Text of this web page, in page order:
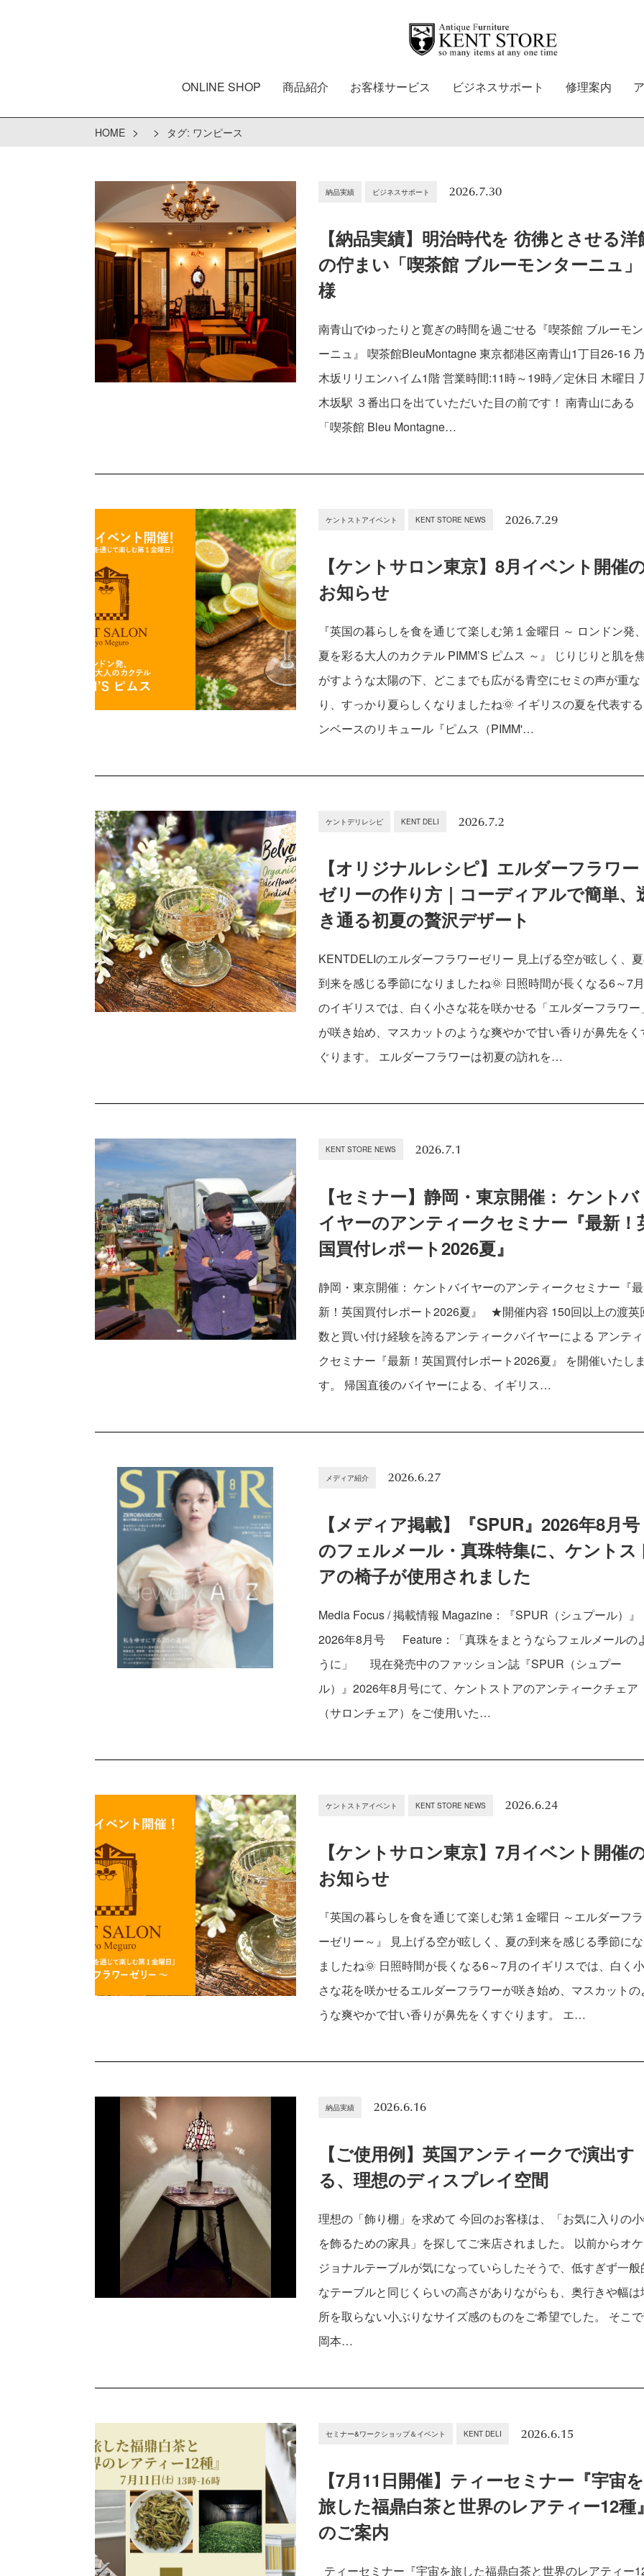
ONLINE SHOP 商品紹介 お客様サービス ビジネスサポート 修理案内
HOME > > タグ: ワンピース
納品実績 ビジネスサポート 2026.7.30
【納品実績】明治時代を 彷彿とさせる洋
の佇まい「喫茶館 ブルーモンターニュ」
様
南青山でゆったりと寛ぎの時間を過ごせる『喫茶館 ブルーモ
ーニュ』 喫茶館BleuMontagne 東京都港区南青山1丁目26-16 乃
木坂リリエンハイム1階 営業時間:11時～19時／定休日 木曜日
木坂駅 ３番出口を出ていただいた目の前です！ 南青山にある
「喫茶館 Bleu Montagne…
ケントストアイベント KENT STORE NEWS 2026.7.29
【ケントサロン東京】8月イベント開催
お知らせ
『英国の暮らしを食を通じて楽しむ第１金曜日 ～ ロンドン発、
夏を彩る大人のカクテル PIMM’S ピムス ～』 じりじりと肌を
がすような太陽の下、どこまでも広がる青空にセミの声が重な
り、すっかり夏らしくなりましたね🌞 イギリスの夏を代表す
ンベースのリキュール『ピムス（PIMM'…
ケントデリレシピ KENT DELI 2026.7.2
【オリジナルレシピ】エルダーフラワー
ゼリーの作り方｜コーディアルで簡単、
き通る初夏の贅沢デザート
KENTDELIのエルダーフラワーゼリー 見上げる空が眩しく、
到来を感じる季節になりましたね🌞 日照時間が長くなる6～7月
のイギリスでは、白く小さな花を咲かせる「エルダーフラワー
が咲き始め、マスカットのような爽やかで甘い香りが鼻先をく
ぐります。 エルダーフラワーは初夏の訪れを…
KENT STORE NEWS 2026.7.1
【セミナー】静岡・東京開催： ケントバ
イヤーのアンティークセミナー『最新！
国買付レポート2026夏』
静岡・東京開催： ケントバイヤーのアンティークセミナー『最
新！英国買付レポート2026夏』 ★開催内容 150回以上の渡英
数と買い付け経験を誇るアンティークバイヤーによる アンテ
クセミナー『最新！英国買付レポート2026夏』 を開催いたしま
す。 帰国直後のバイヤーによる、イギリス…
メディア紹介 2026.6.27
【メディア掲載】『SPUR』2026年8月号
のフェルメール・真珠特集に、ケントス
アの椅子が使用されました
Media Focus / 掲載情報 Magazine：『SPUR（シュプール）』
2026年8月号 Feature：「真珠をまとうならフェルメールの
うに」 現在発売中のファッション誌『SPUR（シュプー
ル）』2026年8月号にて、ケントストアのアンティークチェア
（サロンチェア）をご使用いた…
ケントストアイベント KENT STORE NEWS 2026.6.24
【ケントサロン東京】7月イベント開催
お知らせ
『英国の暮らしを食を通じて楽しむ第１金曜日 ～エルダーフ
ーゼリー～』 見上げる空が眩しく、夏の到来を感じる季節にな
ましたね🌞 日照時間が長くなる6～7月のイギリスでは、白く小
さな花を咲かせるエルダーフラワーが咲き始め、マスカットの
うな爽やかで甘い香りが鼻先をくすぐります。 エ…
納品実績 2026.6.16
【ご使用例】英国アンティークで演出す
る、理想のディスプレイ空間
理想の「飾り棚」を求めて 今回のお客様は、「お気に入りの
を飾るための家具」を探してご来店されました。 以前からオ
ジョナルテーブルが気になっていらしたそうで、低すぎず一般
なテーブルと同じくらいの高さがありながらも、奥行きや幅は
所を取らない小ぶりなサイズ感のものをご希望でした。 そこ
岡本…
セミナー&ワークショップ＆イベント KENT DELI 2026.6.15
【7月11日開催】ティーセミナー『宇宙を
旅した福鼎白茶と世界のレアティー12種』
のご案内
ティーセミナー『宇宙を旅した福鼎白茶と世界のレアティー